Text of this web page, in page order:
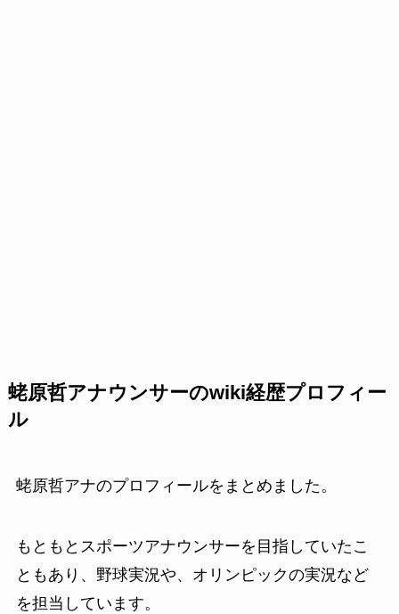
蛯原哲アナウンサーのwiki経歴プロフィー
ル
蛯原哲アナのプロフィールをまとめました。
もともとスポーツアナウンサーを目指していたこ
ともあり、野球実況や、オリンピックの実況など
を担当しています。